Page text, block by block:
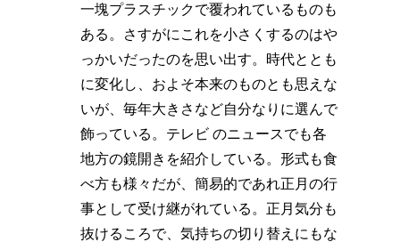
一塊プラスチックで覆われているものも
ある。さすがにこれを小さくするのはや
っかいだったのを思い出す。時代ととも
に変化し、およそ本来のものとも思えな
いが、毎年大きさなど自分なりに選んで
飾っている。テレビ のニュースでも各
地方の鏡開きを紹介している。形式も食
べ方も様々だが、簡易的であれ正月の行
事として受け継がれている。正月気分も
抜けるころで、気持ちの切り替えにもな